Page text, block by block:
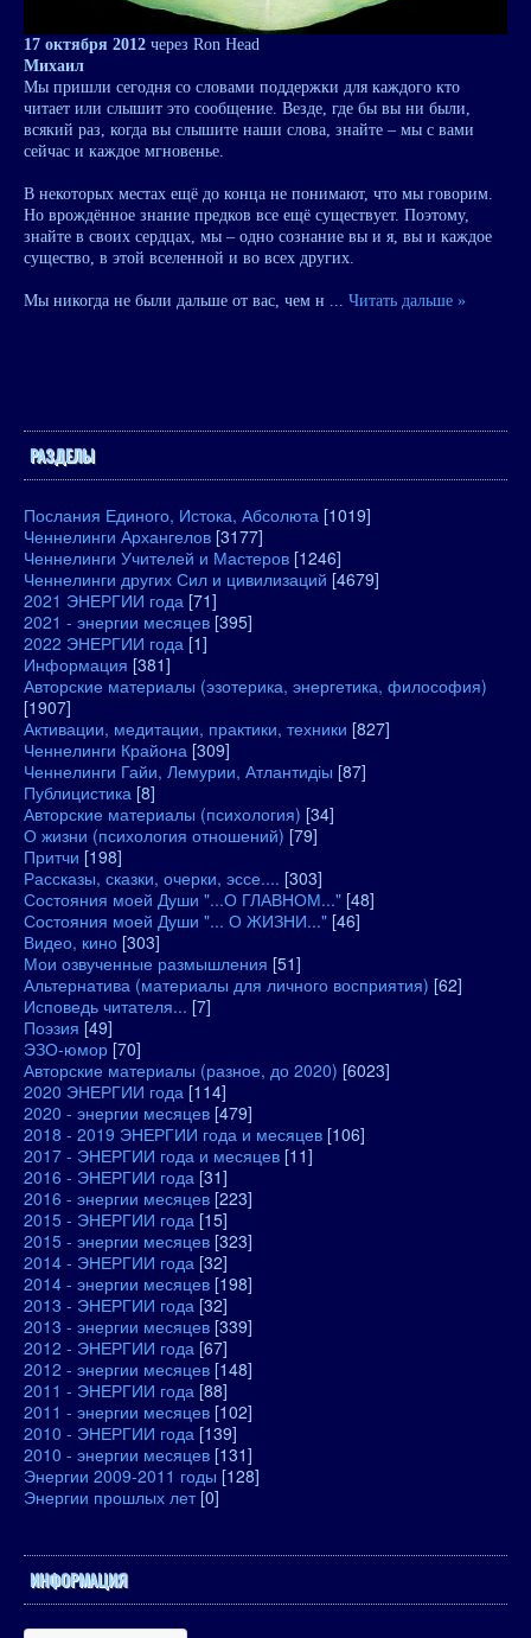
17 октября 2012 через Ron Head
Михаил
Мы пришли сегодня со словами поддержки для каждого кто
читает или слышит это сообщение. Везде, где бы вы ни были,
всякий раз, когда вы слышите наши слова, знайте – мы с вами
сейчас и каждое мгновенье.
В некоторых местах ещё до конца не понимают, что мы говорим.
Но врождённое знание предков все ещё существует. Поэтому,
знайте в своих сердцах, мы – одно сознание вы и я, вы и каждое
существо, в этой вселенной и во всех других.
Мы никогда не были дальше от вас, чем н ... Читать дальше »
РАЗДЕЛЫ
Послания Единого, Истока, Абсолюта [1019]
Ченнелинги Архангелов [3177]
Ченнелинги Учителей и Мастеров [1246]
Ченнелинги других Сил и цивилизаций [4679]
2021 ЭНЕРГИИ года [71]
2021 - энергии месяцев [395]
2022 ЭНЕРГИИ года [1]
Информация [381]
Авторские материалы (эзотерика, энергетика, философия)
[1907]
Активации, медитации, практики, техники [827]
Ченнелинги Крайона [309]
Ченнелинги Гайи, Лемурии, Атлантидіы [87]
Публицистика [8]
Авторские материалы (психология) [34]
О жизни (психология отношений) [79]
Притчи [198]
Рассказы, сказки, очерки, эссе.... [303]
Состояния моей Души "...О ГЛАВНОМ..." [48]
Состояния моей Души "... О ЖИЗНИ..." [46]
Видео, кино [303]
Мои озвученные размышления [51]
Альтернатива (материалы для личного восприятия) [62]
Исповедь читателя... [7]
Поэзия [49]
ЭЗО-юмор [70]
Авторские материалы (разное, до 2020) [6023]
2020 ЭНЕРГИИ года [114]
2020 - энергии месяцев [479]
2018 - 2019 ЭНЕРГИИ года и месяцев [106]
2017 - ЭНЕРГИИ года и месяцев [11]
2016 - ЭНЕРГИИ года [31]
2016 - энергии месяцев [223]
2015 - ЭНЕРГИИ года [15]
2015 - энергии месяцев [323]
2014 - ЭНЕРГИИ года [32]
2014 - энергии месяцев [198]
2013 - ЭНЕРГИИ года [32]
2013 - энергии месяцев [339]
2012 - ЭНЕРГИИ года [67]
2012 - энергии месяцев [148]
2011 - ЭНЕРГИИ года [88]
2011 - энергии месяцев [102]
2010 - ЭНЕРГИИ года [139]
2010 - энергии месяцев [131]
Энергии 2009-2011 годы [128]
Энергии прошлых лет [0]
ИНФОРМАЦИЯ